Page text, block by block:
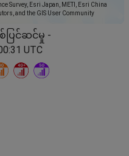
Survey, Esri Japan, METI, Esri China
and the GIS User Community
ြင်ဆင်မှု -
UTC